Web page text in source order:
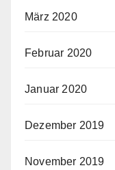
März 2020
Februar 2020
Januar 2020
Dezember 2019
November 2019